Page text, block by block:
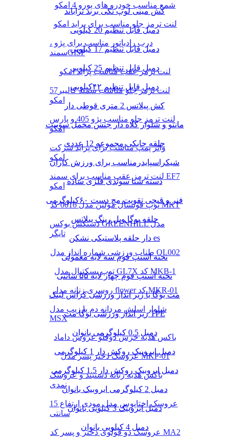
شمع مناسب خودرو های یورو 4 امکو
لنت ترمز جلو مناسب برای پراید امکو
درب رادیاتور مناسب برای پژو ،
سمندGISP
لنت ترمز عقب مناسب پراید امکو
لنت ترمز جلو مناسب سمند کالیبر57
امکو
لنت ترمز جلو مناسب پژو 405 و پارس
امکو
واتر پمپ مناسب برای پراید شرکت
امکو
لنت ترمز عقب مناسب برای سمند EF7
امکو
توپ فوتسال مولتن مدل 0016 کد MKT
دستکش بوکس GREENHILL مدل
تایگر
طناب ورزشی شماره انداز مدل QL002
توپ بسکتبال مدل GL7X کد MKB-1
روسری زنانه مدل flower کد MKR-01
شلوار اسلش مردانه دم پا زیپ مدل
MSX
باکس هدیه خرس دوقلو عروس داماد
عروسک دختر پسر مدل MKP-01
باکس هدیه زنانه دستبند و عروسک
نمدی
عروسک اختاپوس مدل مودی ارتفاع 15
سانتی
عروسک دو قولوی دختر و پسر کد MA2
کش مینی لوپ تکی برند تراباند
دمبل قابل تنظیم 20 کیلویی
دمبل قابل تنظیم 17 کیلویی
دمبل قابل تنظیم 25 کیلویی
دمبل قابل تنظیم ۴۲کیلویی
کش پیلاتس 2 متری قوطی دار
مانتو و شلوار کلاه دار جنس مخمل سوییت
حلقه چابکی مجموعه 12 عددی
شیکراسپایدرمناسب برای ورزش کاران
دسته شنا سوئدی فلزی ساده
فنر و قیچی تقویت مچ دست ۶۰کیلوگرمی
حلقه یوگا ویل رینگ پیلاتس
دار حلقه پلاستیکی نشکن es
تخته استپ فوم سه لایه معمولی
تخته استپ فوم چهار لایه ۵۵ سانتی
مت یوگا یا زیر انداز ورزشی کراس لینک
زیر انداز ورزشی یوگا مت TPE
دمبل 0.5 کیلوگرمی بانوان
دمبل ایروبیک روکش‌ دار 1 کیلوگرمی
دمبل ایروبیک روکش‌ دار 1.5 کیلوگرمی
دمبل 2 کیلوگرمی ایروبیک بانوان
دمبل ایروبیک 3 کیلویی بانوان
دمبل 4 کیلویی بانوان